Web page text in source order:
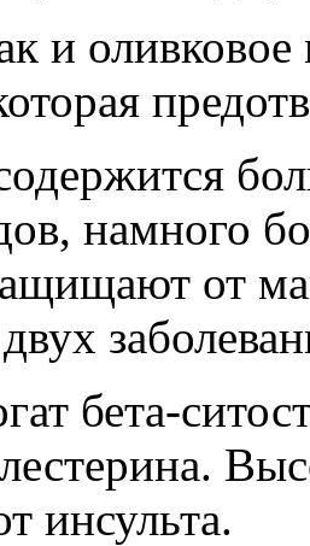
и
намного
от
бета-
инсульта.